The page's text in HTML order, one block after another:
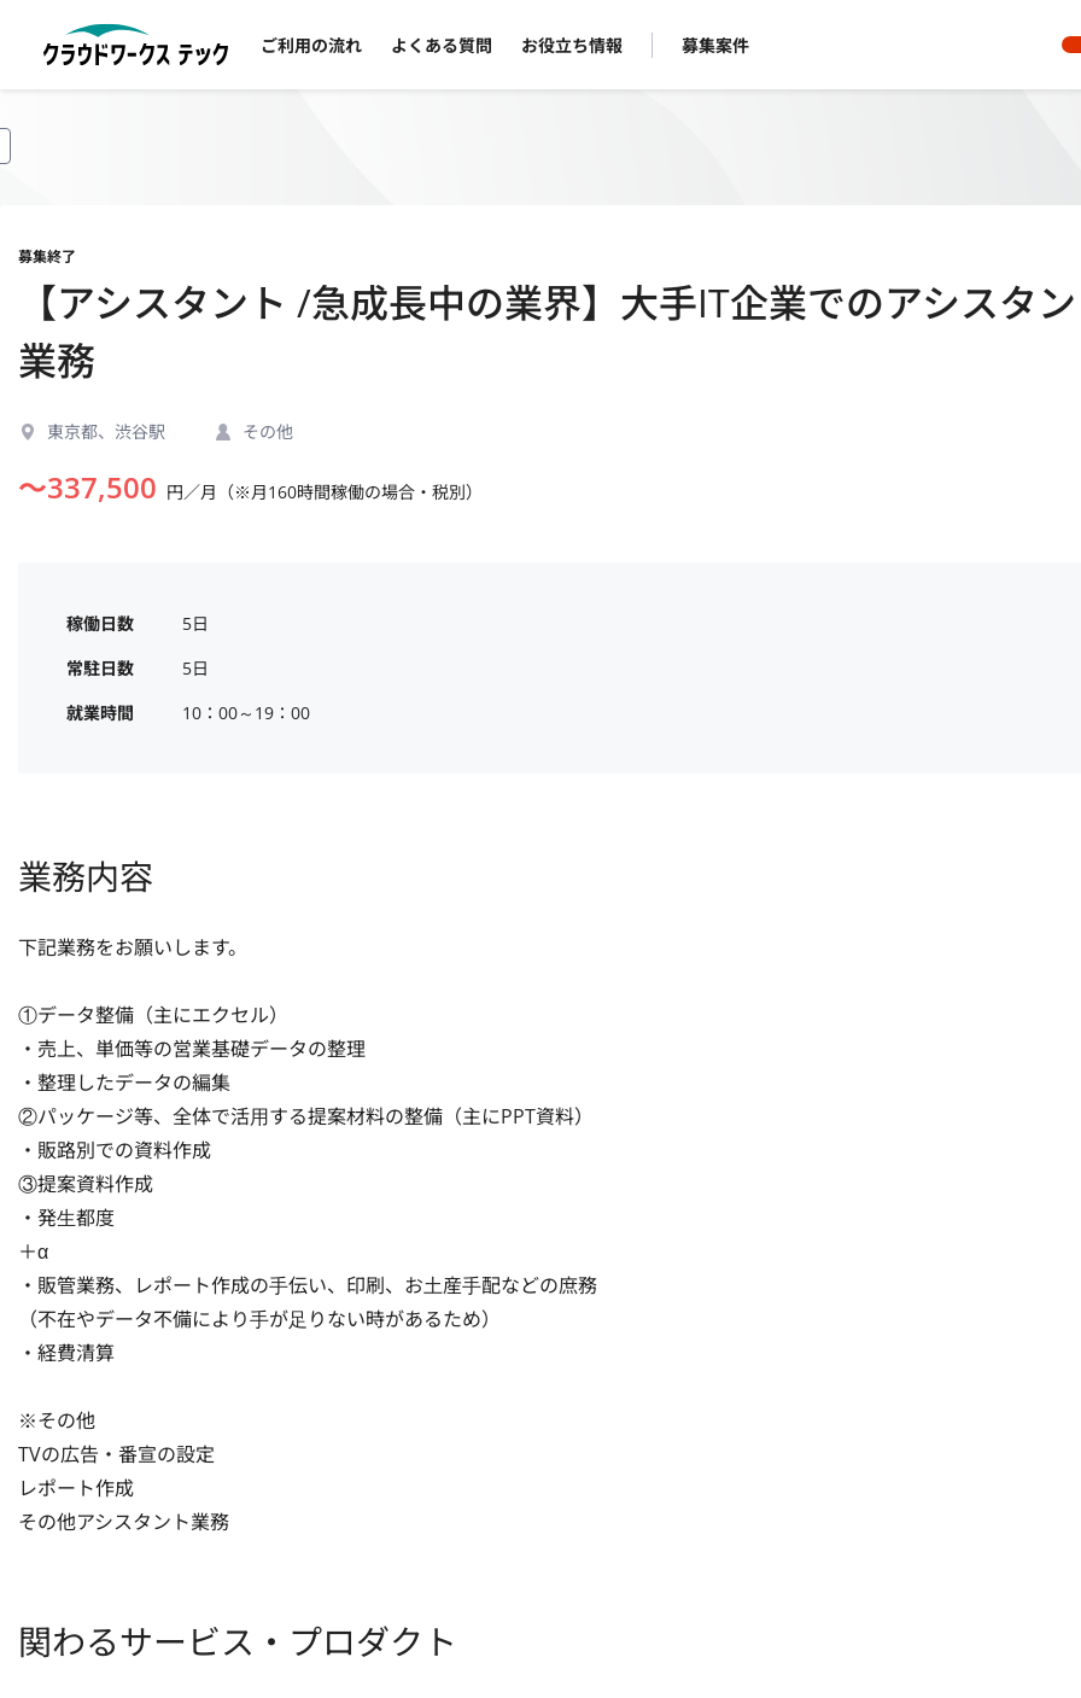
ご利用の流れ よくある質問 お役立ち情報 募集案件
募集終了
【アシスタント /急成長中の業界】大手IT企業でのアシスタ
業務
東京都、渋谷駅 その他
〜337,500 円／月（※月160時間稼働の場合・税別）
稼働日数
5日
常駐日数
5日
就業時間
10：00～19：00
業務内容
下記業務をお願いします。
①データ整備（主にエクセル）
・売上、単価等の営業基礎データの整理
・整理したデータの編集
②パッケージ等、全体で活⽤する提案材料の整備（主にPPT資料）
・販路別での資料作成
③提案資料作成
・発⽣都度
＋α
・販管業務、レポート作成の⼿伝い、印刷、お⼟産⼿配などの庶務
（不在やデータ不備により⼿が⾜りない時があるため）
・経費清算
※その他
TVの広告・番宣の設定
レポート作成
その他アシスタント業務
関わるサービス・プロダクト